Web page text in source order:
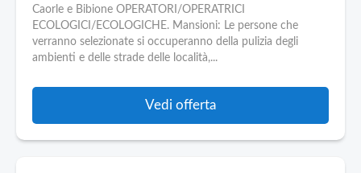
Caorle e Bibione OPERATORI/OPERATRICI
ECOLOGICI/ECOLOGICHE. Mansioni: Le persone che
verranno selezionate si occuperanno della pulizia degli
ambienti e delle strade delle località,...
Vedi offerta